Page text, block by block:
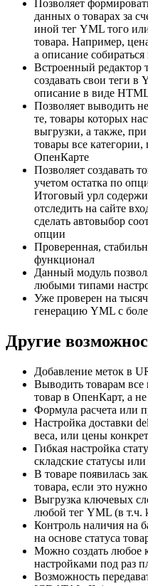
Позволяет
данных о товарах за
иной тег YML того
товара. Например,
а описание
Встроенный редактор
создавать свои теги
описание в виде
Позволяет выводить
те, товары которых
выгрузки, а также,
товары все
ОпенКарте
Позволяет создавать
учетом остатка по
Итоговый урл
отследить на сайте
сделать автовыбор
опции
Проверенная,
функционал
Данный модуль
любыми типами
Уже проверен на
генерацию YML с
Другие
Добавление меток в
Выводить товарам все
товар в ОпенКарт, а
Формула расчета или
Настройка доставки
веса, или цены
Гибкая настройка
складские статусы
В товаре появилась
товара, если это нужно
Выгрузка ключевых
любой тег YML (в т.ч.
Контроль наличия на
на основе статуса
Можно создать любое
настройками под раз
Возможность